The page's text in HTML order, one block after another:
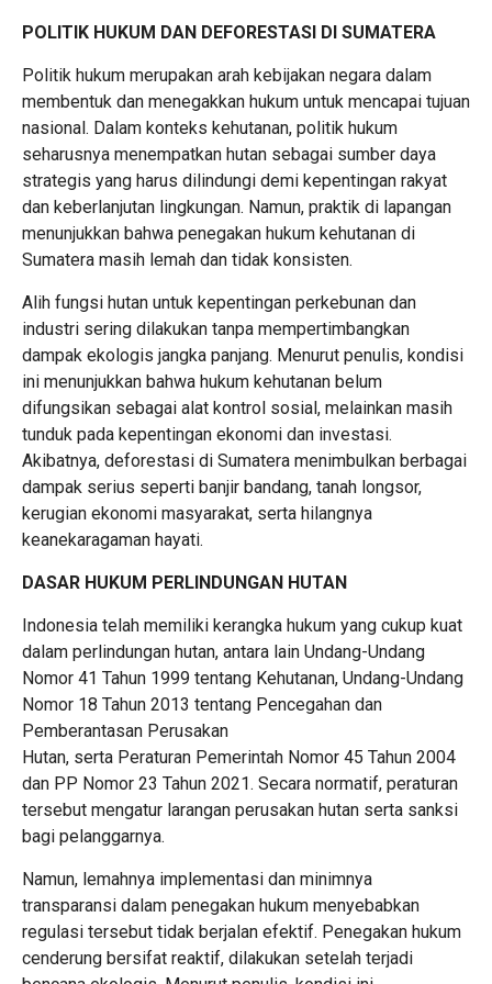
POLITIK HUKUM DAN DEFORESTASI DI SUMATERA
Politik hukum merupakan arah kebijakan negara dalam
membentuk dan menegakkan hukum untuk mencapai tujuan
nasional. Dalam konteks kehutanan, politik hukum
seharusnya menempatkan hutan sebagai sumber daya
strategis yang harus dilindungi demi kepentingan rakyat
dan keberlanjutan lingkungan. Namun, praktik di lapangan
menunjukkan bahwa penegakan hukum kehutanan di
Sumatera masih lemah dan tidak konsisten.
Alih fungsi hutan untuk kepentingan perkebunan dan
industri sering dilakukan tanpa mempertimbangkan
dampak ekologis jangka panjang. Menurut penulis, kondisi
ini menunjukkan bahwa hukum kehutanan belum
difungsikan sebagai alat kontrol sosial, melainkan masih
tunduk pada kepentingan ekonomi dan investasi.
Akibatnya, deforestasi di Sumatera menimbulkan berbagai
dampak serius seperti banjir bandang, tanah longsor,
kerugian ekonomi masyarakat, serta hilangnya
keanekaragaman hayati.
DASAR HUKUM PERLINDUNGAN HUTAN
Indonesia telah memiliki kerangka hukum yang cukup kuat
dalam perlindungan hutan, antara lain Undang-Undang
Nomor 41 Tahun 1999 tentang Kehutanan, Undang-Undang
Nomor 18 Tahun 2013 tentang Pencegahan dan
Pemberantasan Perusakan
Hutan, serta Peraturan Pemerintah Nomor 45 Tahun 2004
dan PP Nomor 23 Tahun 2021. Secara normatif, peraturan
tersebut mengatur larangan perusakan hutan serta sanksi
bagi pelanggarnya.
Namun, lemahnya implementasi dan minimnya
transparansi dalam penegakan hukum menyebabkan
regulasi tersebut tidak berjalan efektif. Penegakan hukum
cenderung bersifat reaktif, dilakukan setelah terjadi